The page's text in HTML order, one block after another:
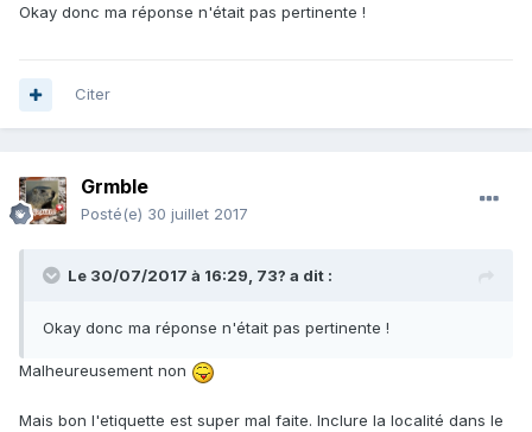
Okay donc ma réponse n'était pas pertinente !
Citer
Grmble
Posté(e) 30 juillet 2017
Le 30/07/2017 à 16:29, 73? a dit :
Okay donc ma réponse n'était pas pertinente !
Malheureusement non
Mais bon l'etiquette est super mal faite. Inclure la localité dans le